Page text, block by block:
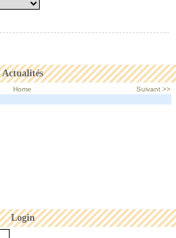
Actualités
Home
Suivant >>
Login